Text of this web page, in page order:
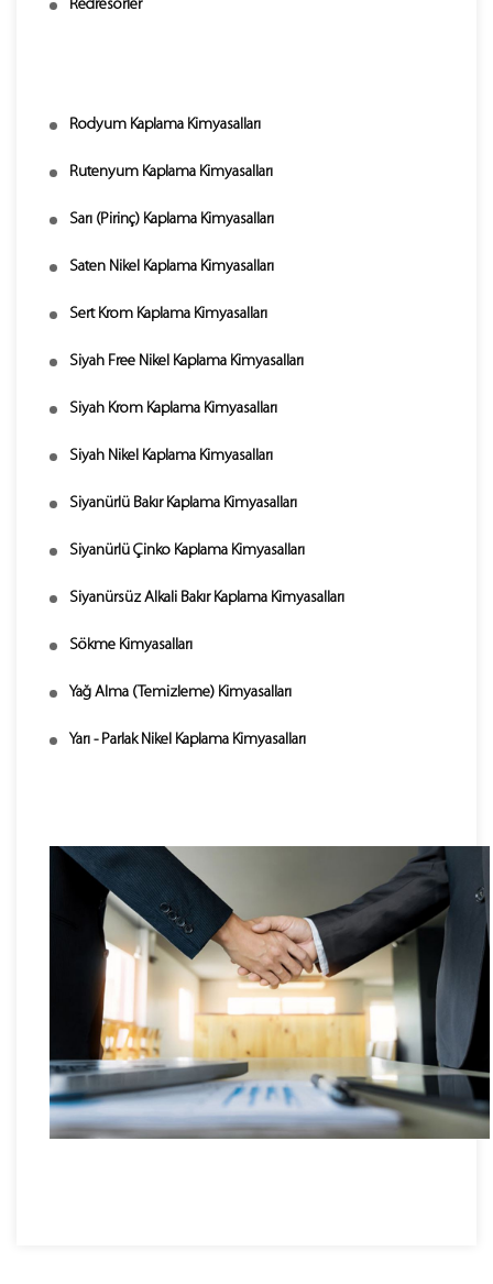
Redresörler
Rodyum Kaplama Kimyasalları
Rutenyum Kaplama Kimyasalları
Sarı (Pirinç) Kaplama Kimyasalları
Saten Nikel Kaplama Kimyasalları
Sert Krom Kaplama Kimyasalları
Siyah Free Nikel Kaplama Kimyasalları
Siyah Krom Kaplama Kimyasalları
Siyah Nikel Kaplama Kimyasalları
Siyanürlü Bakır Kaplama Kimyasalları
Siyanürlü Çinko Kaplama Kimyasalları
Siyanürsüz Alkali Bakır Kaplama Kimyasalları
Sökme Kimyasalları
Yağ Alma (Temizleme) Kimyasalları
Yarı - Parlak Nikel Kaplama Kimyasalları